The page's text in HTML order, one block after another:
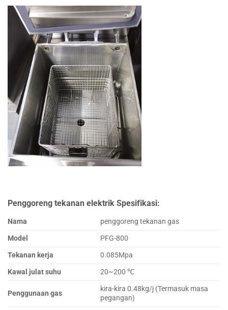
Penggoreng tekanan elektrik Spesifikasi:
Nama
penggoreng tekanan gas
Model
PFG-800
Tekanan kerja
0.085Mpa
Kawal julat suhu
20~200 ℃
Penggunaan gas
kira-kira 0.48kg/j (Termasuk masa
pegangan)